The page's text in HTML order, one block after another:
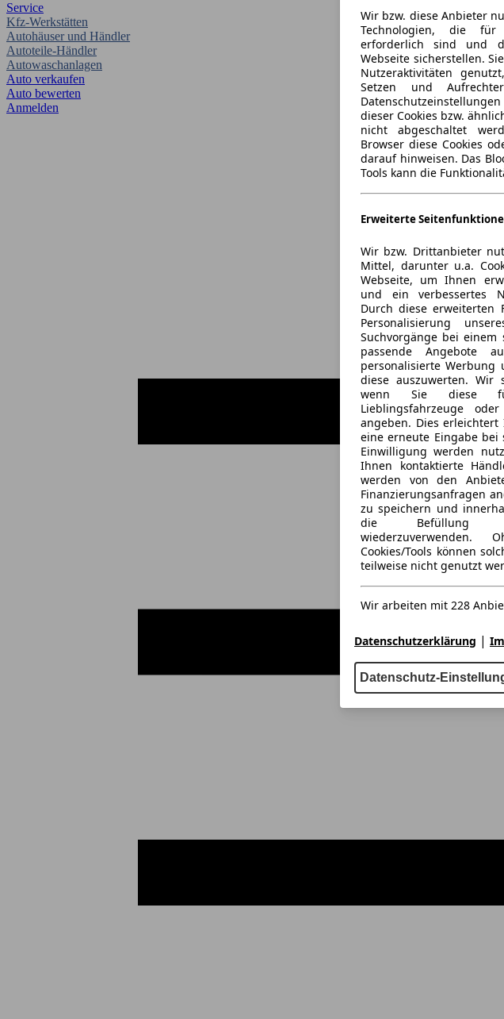
Service
Kfz-Werkstätten
Autohäuser und Händler
Autoteile-Händler
Autowaschanlagen
Auto verkaufen
Auto bewerten
Anmelden
Wir bzw. diese Anbieter
Technologien, die für
erforderlich sind und
Webseite sicherstellen.
Nutzeraktivitäten
Setzen und
dieser Cookies bzw.
nicht abgeschaltet
Browser diese Cookies
darauf hinweisen. Das
Tools kann die
Erweiterte
Wir bzw. Drittanbieter
Mittel, darunter u.a.
Webseite, um Ihnen
und ein verbessertes
Durch diese erweiterten
Personalisierung
Suchvorgänge bei einem
passende Angebote
personalisierte
diese auszuwerten. Wir
wenn Sie diese für
Lieblingsfahrzeuge
angeben. Dies
eine erneute Eingabe
Einwilligung werden
Ihnen kontaktierte
werden von den
Finanzierungsanfragen
zu speichern und
die Befüllung
wiederzuverwenden.
Cookies/Tools können
teilweise nicht genutzt
Wir arbeiten mit 228
Datenschutzerklärung |
Datenschutz-